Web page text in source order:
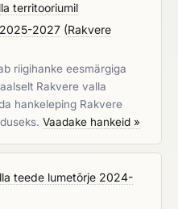
territooriumil
2027 (Rakvere
riigihanke eesmärgiga
Rakvere valla
hankeleping Rakvere
Vaadake hankeid »
teede lumetõrje 2024-